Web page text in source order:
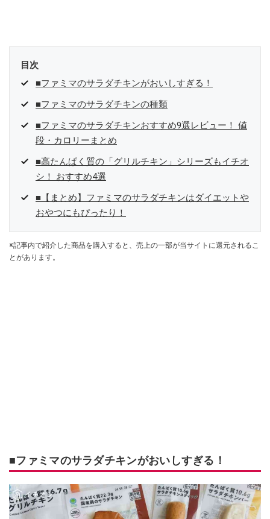
目次
■ファミマのサラダチキンがおいしすぎる！
■ファミマのサラダチキンの種類
■ファミマのサラダチキンおすすめ9選レビュー！ 値
段・カロリーまとめ
■高たんぱく質の「グリルチキン」シリーズもイチオ
シ！ おすすめ4選
■【まとめ】ファミマのサラダチキンはダイエットや
おやつにもぴったり！
※記事内で紹介した商品を購入すると、売上の一部が当サイトに還元されるこ
とがあります。
■ファミマのサラダチキンがおいしすぎる！